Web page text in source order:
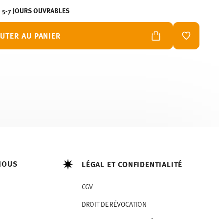
5-7 JOURS OUVRABLES
AU PANIER LISTE DE
LÉGAL ET CONFIDENTIALITÉ
CGV
DROIT DE RÉVOCATION